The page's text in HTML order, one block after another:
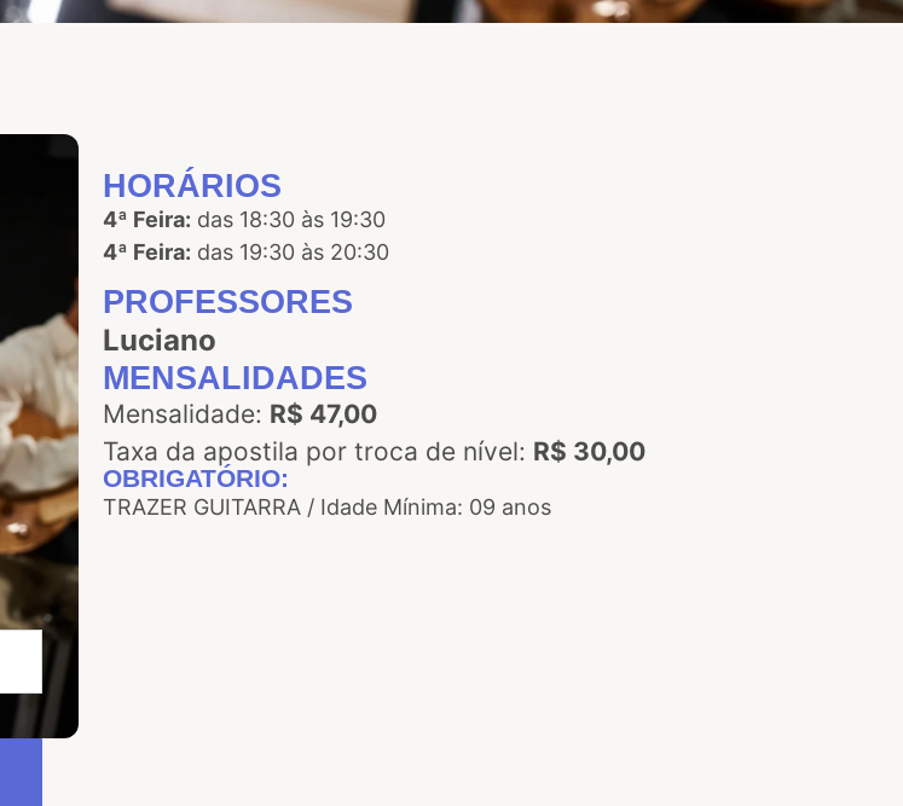
HORÁRIOS
4ª Feira: das 18:30 às 19:30
4ª Feira: das 19:30 às 20:30
PROFESSORES
Luciano
MENSALIDADES
Mensalidade: R$ 47,00
Taxa da apostila por troca de nível: R$ 30,00
OBRIGATÓRIO:
TRAZER GUITARRA / Idade Mínima: 09 anos